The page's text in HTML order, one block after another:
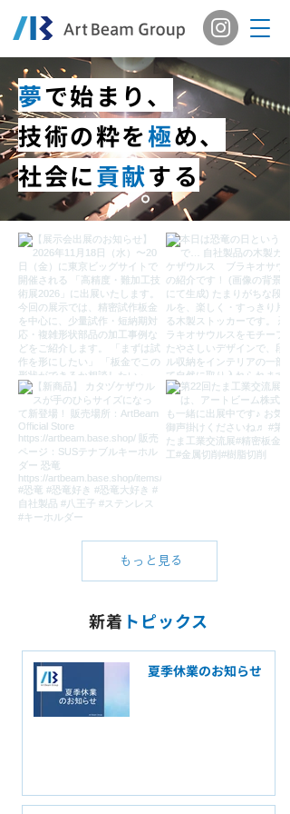
夢で始まり、
技術の粋を極め、
​社会に貢献する
もっと見る
新着 トピックス
夏季休業のお知らせ